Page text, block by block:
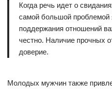
Когда речь идет о
самой большой проблемой
поддержания отношений
честно. Наличие прочных
доверие.
Молодых мужчин также